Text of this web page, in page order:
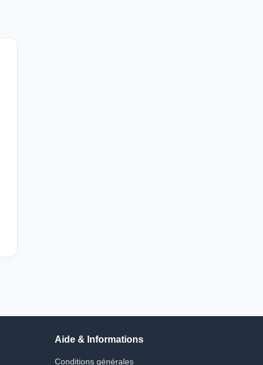
Aide & Informations
Conditions générales